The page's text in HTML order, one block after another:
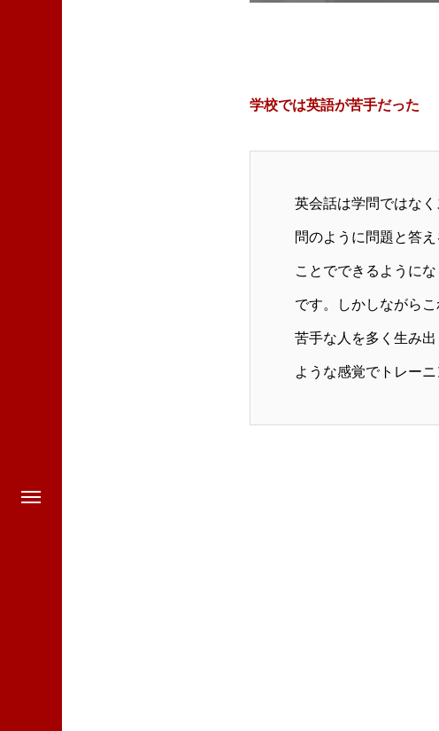
学校では英語が苦手だった
英会話は学問ではな
問のように問題と答
ことでできるように
です。しかしながら
苦手な人を多く生み
ような感覚でトレー